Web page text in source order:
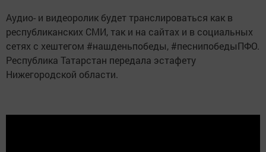
Аудио- и видеоролик будет транслироваться как в
республиканских СМИ, так и на сайтах и в социальных
сетях с хештегом #нашденьпобеды, #песнипобедыПФО.
Республика Татарстан передала эстафету
Нижегородской области.